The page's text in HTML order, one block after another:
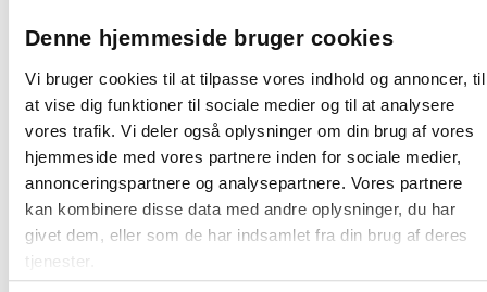
Denne hjemmeside bruger cookies
Vi bruger cookies til at tilpasse vores indhold og annoncer, til
at vise dig funktioner til sociale medier og til at analysere
vores trafik. Vi deler også oplysninger om din brug af vores
hjemmeside med vores partnere inden for sociale medier,
annonceringspartnere og analysepartnere. Vores partnere
kan kombinere disse data med andre oplysninger, du har
givet dem, eller som de har indsamlet fra din brug af deres
tjenester.
Relaterede produkter